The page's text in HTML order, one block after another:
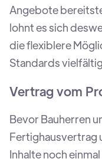
Angebote
lohnt es sich
die flexiblere
Standards
Vertrag vom
Bevor Bauherren
Fertighausvertrag
Inhalte noch